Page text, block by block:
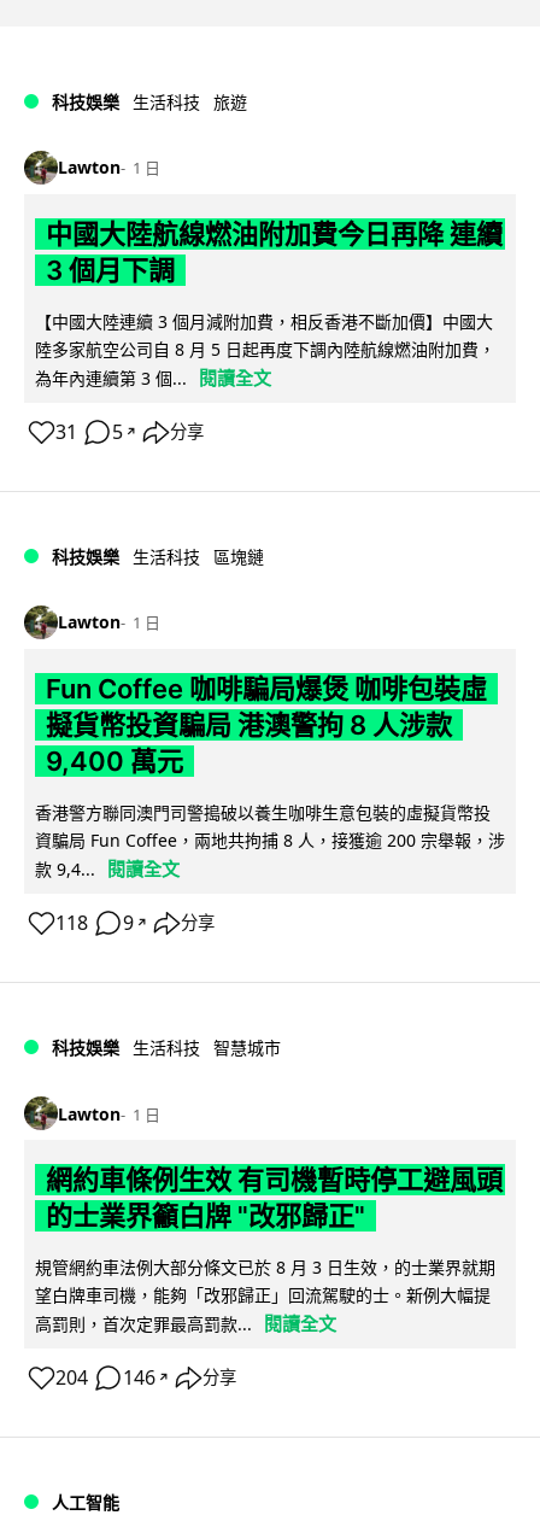
科技娛樂 生活科技 旅遊
Lawton 1 日
中國大陸航線燃油附加費今日再降 連續
3 個月下調
【中國大陸連續 3 個月減附加費，相反香港不斷加價】中國大
陸多家航空公司自 8 月 5 日起再度下調內陸航線燃油附加費，
為年內連續第 3 個...
閱讀全文
31 5 ↗ 分享
科技娛樂 生活科技 區塊鏈
Lawton 1 日
Fun Coffee 咖啡騙局爆煲 咖啡包裝虛
擬貨幣投資騙局 港澳警拘 8 人涉款
9,400 萬元
香港警方聯同澳門司警搗破以養生咖啡生意包裝的虛擬貨幣投
資騙局 Fun Coffee，兩地共拘捕 8 人，接獲逾 200 宗舉報，涉
款 9,4...
閱讀全文
118 9 ↗ 分享
科技娛樂 生活科技 智慧城市
Lawton 1 日
網約車條例生效 有司機暫時停工避風頭
的士業界籲白牌 "改邪歸正"
規管網約車法例大部分條文已於 8 月 3 日生效，的士業界就期
望白牌車司機，能夠「改邪歸正」回流駕駛的士。新例大幅提
高罰則，首次定罪最高罰款...
閱讀全文
204 146 ↗ 分享
人工智能